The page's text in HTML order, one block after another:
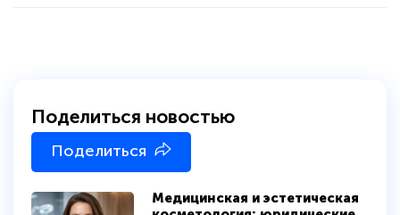
Медицинская и эстетическая
Поделиться новостью
Поделиться